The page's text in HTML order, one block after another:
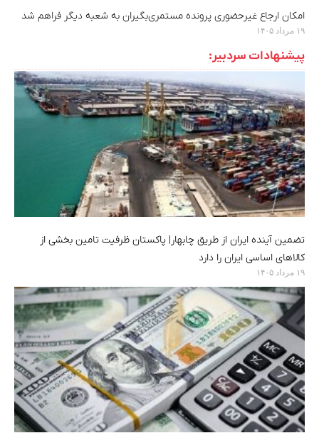
امکان ارجاع غیرحضوری پرونده مستمری‌بگیران به شعبه دیگر فراهم شد
۱۹ مرداد ۱۴۰۵
پیشنهادات سردبیر:
تضمین آینده ایران از طریق چابهار| پاکستان ظرفیت تامین بخشی از
کالاهای اساسی ایران را دارد
۱۹ مرداد ۱۴۰۵